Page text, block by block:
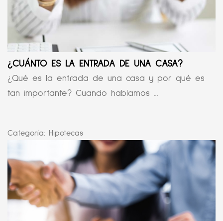
¿CUÁNTO ES LA ENTRADA DE UNA CASA?
¿Qué es la entrada de una casa y por qué es
tan importante? Cuando hablamos ...
Categoría: Hipotecas